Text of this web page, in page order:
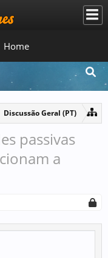
Discussão Geral (PT)
passivas
a
Home